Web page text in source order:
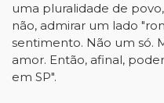
uma pluralidade de
não, admirar um lado
sentimento. Não um só.
amor. Então, afinal,
em SP".